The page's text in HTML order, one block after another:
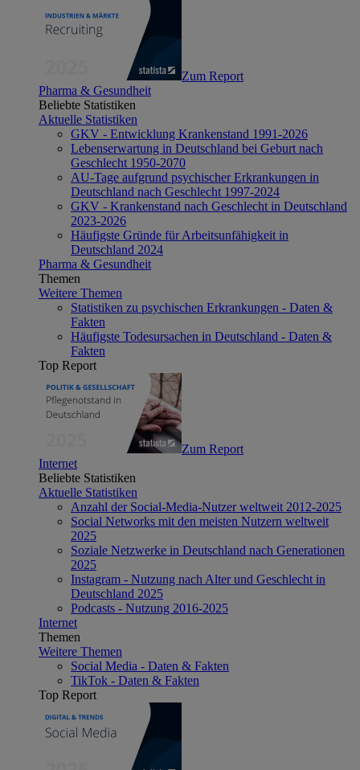
Zum Report
Pharma & Gesundheit
Beliebte Statistiken
Aktuelle Statistiken
GKV - Entwicklung Krankenstand 1991-2026
Lebenserwartung in Deutschland bei Geburt nach
Geschlecht 1950-2070
AU-Tage aufgrund psychischer Erkrankungen in
Deutschland nach Geschlecht 1997-2024
GKV - Krankenstand nach Geschlecht in Deutschland
2023-2026
Häufigste Gründe für Arbeitsunfähigkeit in
Deutschland 2024
Pharma & Gesundheit
Themen
Weitere Themen
Statistiken zu psychischen Erkrankungen - Daten &
Fakten
Häufigste Todesursachen in Deutschland - Daten &
Fakten
Top Report
Zum Report
Internet
Beliebte Statistiken
Aktuelle Statistiken
Anzahl der Social-Media-Nutzer weltweit 2012-2025
Social Networks mit den meisten Nutzern weltweit
2025
Soziale Netzwerke in Deutschland nach Generationen
2025
Instagram - Nutzung nach Alter und Geschlecht in
Deutschland 2025
Podcasts - Nutzung 2016-2025
Internet
Themen
Weitere Themen
Social Media - Daten & Fakten
TikTok - Daten & Fakten
Top Report